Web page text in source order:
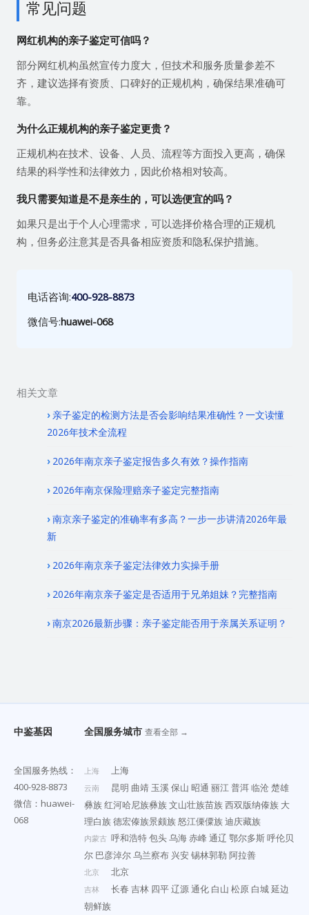
常见问题
网红机构的亲子鉴定可信吗？
部分网红机构虽然宣传力度大，但技术和服务质量参差不
齐，建议选择有资质、口碑好的正规机构，确保结果准确可
靠。
为什么正规机构的亲子鉴定更贵？
正规机构在技术、设备、人员、流程等方面投入更高，确保
结果的科学性和法律效力，因此价格相对较高。
我只需要知道是不是亲生的，可以选便宜的吗？
如果只是出于个人心理需求，可以选择价格合理的正规机
构，但务必注意其是否具备相应资质和隐私保护措施。
电话咨询:400-928-8873
微信号:huawei-068
相关文章
亲子鉴定的检测方法是否会影响结果准确性？一文读懂
2026年技术全流程
2026年南京亲子鉴定报告多久有效？操作指南
2026年南京保险理赔亲子鉴定完整指南
南京亲子鉴定的准确率有多高？一步一步讲清2026年最
新
2026年南京亲子鉴定法律效力实操手册
2026年南京亲子鉴定是否适用于兄弟姐妹？完整指南
南京2026最新步骤：亲子鉴定能否用于亲属关系证明？
中鉴基因
全国服务热线：
400-928-8873
微信：huawei-
068
全国服务城市 查看全部 →
上海 上海
云南 昆明 曲靖 玉溪保山 昭通 丽江 普洱临沧楚雄
彝族红河哈尼族彝族文山壮族苗族西双版纳傣族 大
理白族德宏傣族景颇族怒江傈僳族迪庆藏族
内蒙古 呼和浩特包头乌海赤峰通辽 鄂尔多斯呼伦贝
尔 巴彦淖尔乌兰察布 兴安锡林郭勒 阿拉善
北京 北京
吉林 长春 吉林 四平辽源通化 白山 松原 白城延边
朝鲜族